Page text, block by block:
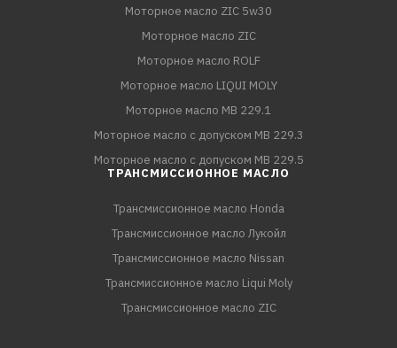
Моторное масло ZIC 5w30
Моторное масло ZIC
Моторное масло ROLF
Моторное масло LIQUI MOLY
Моторное масло MB 229.1
Моторное масло с допуском MB 229.3
Моторное масло с допуском MB 229.5
ТРАНСМИССИОННОЕ МАСЛО
Трансмиссионное масло Honda
Трансмиссионное масло Лукойл
Трансмиссионное масло Nissan
Трансмиссионное масло Liqui Moly
Трансмиссионное масло ZIC